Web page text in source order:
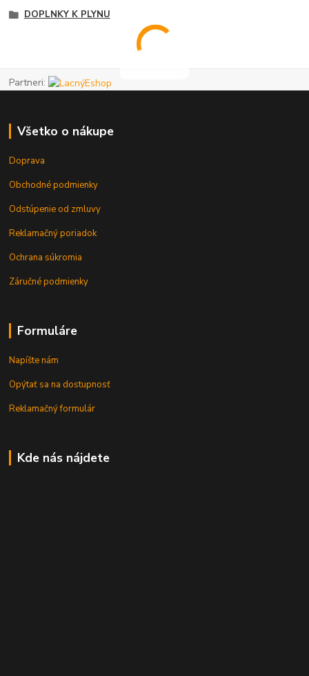
DOPLNKY K PLYNU
Partneri:
Všetko o nákupe
Doprava
Obchodné podmienky
Odstúpenie od zmluvy
Reklamačný poriadok
Ochrana súkromia
Záručné podmienky
Formuláre
Napíšte nám
Opýtať sa na dostupnosť
Reklamačný formulár
Kde nás nájdete